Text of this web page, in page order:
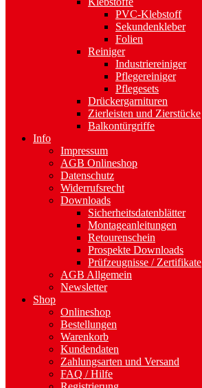
PVC-Klebstoff
Sekundenkleber
Folien
Reiniger
Industriereiniger
Pflegereiniger
Pflegesets
Drückergarnituren
Zierleisten und Zierstücke
Balkontürgriffe
Info
Impressum
AGB Onlineshop
Datenschutz
Widerrufsrecht
Downloads
Sicherheitsdatenblätter
Montageanleitungen
Retourenschein
Prospekte Downloads
Prüfzeugnisse / Zertifikate
AGB Allgemein
Newsletter
Shop
Onlineshop
Bestellungen
Warenkorb
Kundendaten
Zahlungsarten und Versand
FAQ / Hilfe